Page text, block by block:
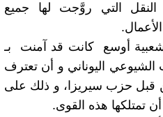
التي روَّجت لها جميع
أوسع كانت قد آمنت بـ
اليوناني و أن تعترف
قبل حزب سيريزا، و ذلك على
تمتلكها هذه القوى.